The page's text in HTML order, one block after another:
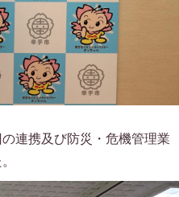
連携及び防災・危機管理業
。